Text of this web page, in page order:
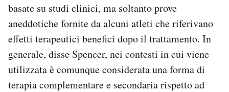
basate su studi clinici, ma soltanto prove
aneddotiche fornite da alcuni atleti che riferivano
effetti terapeutici benefici dopo il trattamento. In
generale, disse Spencer, nei contesti in cui viene
utilizzata è comunque considerata una forma di
terapia complementare e secondaria rispetto ad